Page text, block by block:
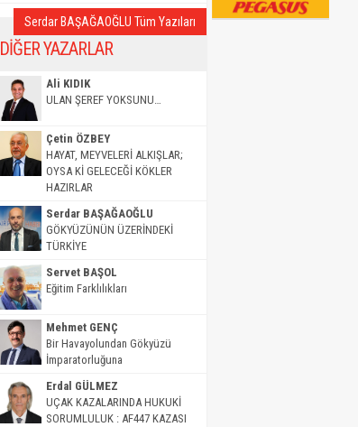
Serdar BAŞAĞAOĞLU Tüm Yazıları
DİĞER YAZARLAR
Ali KIDIK
ULAN ŞEREF YOKSUNU…
Çetin ÖZBEY
HAYAT, MEYVELERİ ALKIŞLAR;
OYSA Kİ GELECEĞİ KÖKLER
HAZIRLAR
Serdar BAŞAĞAOĞLU
GÖKYÜZÜNÜN ÜZERİNDEKİ
TÜRKİYE
Servet BAŞOL
Eğitim Farklılıkları
Mehmet GENÇ
Bir Havayolundan Gökyüzü
İmparatorluğuna
Erdal GÜLMEZ
UÇAK KAZALARINDA HUKUKİ
SORUMLULUK : AF447 KAZASI